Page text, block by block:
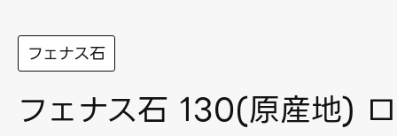
フェナス石
フェナス石 130(原産地)